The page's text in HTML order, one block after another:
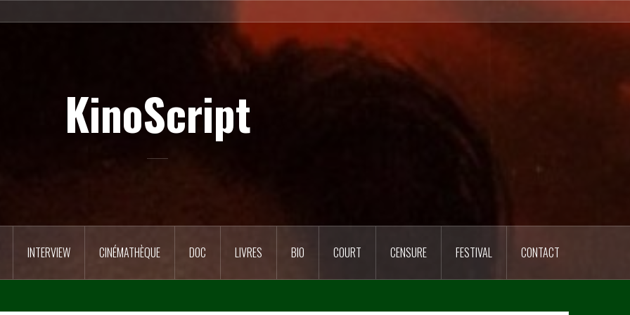
KinoScript
INTERVIEW CINÉMATHÈQUE DOC LIVRES BIO COURT CENSURE FESTIVAL CONTACT